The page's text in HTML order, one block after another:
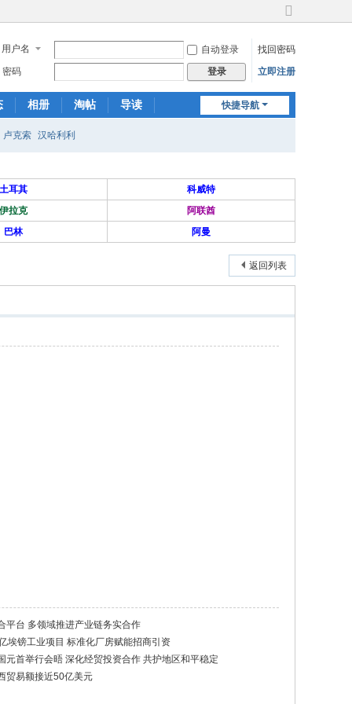
切
到
宽
用户名 自动登录
找回密码
密码
登录 立即注册
快捷导航
相册 淘帖
导读
卢克索 汉哈利利
土耳其
科威特
伊拉克
阿联酋
巴林 阿曼
返回列表
平台 多领域推进产业链务实合作
埃镑工业项目 标准化厂房赋能招商引资
元首举行会晤 深化经贸投资合作 共护地区和平稳定
贸易额接近50亿美元